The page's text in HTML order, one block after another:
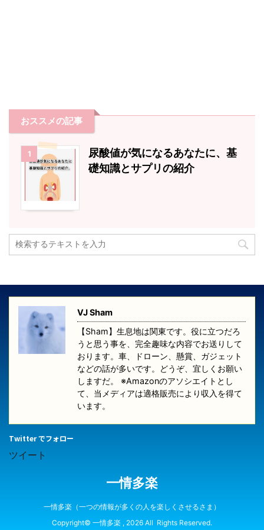
おススメの記事
1
尿酸値が気になるあなたに、基
礎知識とサプリの紹介
VJ Sham
【Sham】生息地は関東です。役に立つだろ
うと思う事を、完全趣味な内容でお送りして
おります。車、ドローン、懸賞、ガジェット
などの話が多いです。どうぞ、宜しくお願い
しますだ。 ※Amazonのアソシエイトとし
て、当メディアは適格販売により収入を得て
います。
Twitter でフォロー
ツイート
一情多楽
一情多楽（一つの情報が多くの人を楽しくさせるさま）
Copyright© 一情多楽 , 2026 All Rights Reserved.